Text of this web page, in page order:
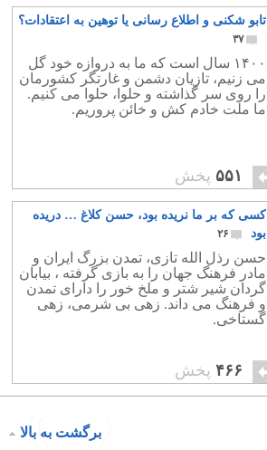
تابو شکنی و اطلاع رسانی یا توهین به اعتقادات؟
۳۷
۱۴۰۰ سال است که ما به دروازه خود گل
می زنیم، تازیان دشمن و غارتگر کشورمان
را روی سر گذاشته و حلوا، حلوا می کنیم.
ما ملت خادم کش و خائن پروریم.
۵۵۱ پخش
کسی که بر ما نریده بود، حسن کلاغ … دریده
بود
۲۶
حسن رذل الله تازی، تمدن بزرگ ایران و
مادر فرهنگ جهان را به بازی گرفته ، بیابان
گردان شیر شتر و ملخ خور را دارای تمدن
و فرهنگ می داند. زهی بی شرمی، زهی
گستاخی.
۴۶۶ پخش
برگشت به بالا